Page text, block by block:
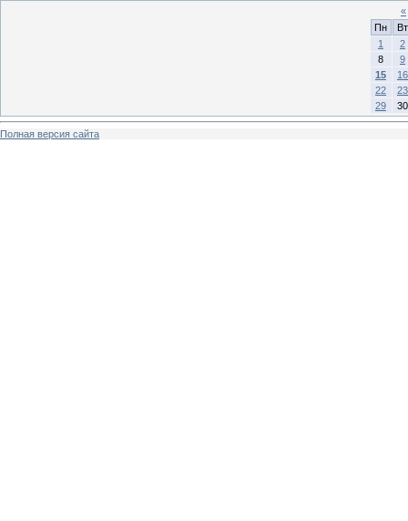
«
Пн
Вт
1
2
8
9
15
16
22
23
29
30
Полная версия сайта